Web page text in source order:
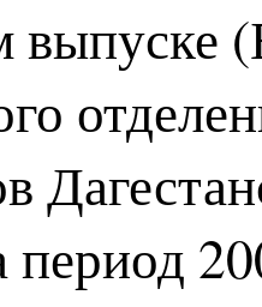
выпуске
период